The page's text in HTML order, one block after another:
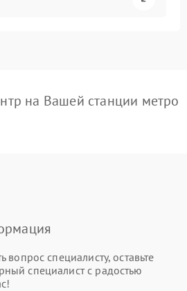
на Вашей станции метро
вопрос специалисту, оставьте
специалист с радостью